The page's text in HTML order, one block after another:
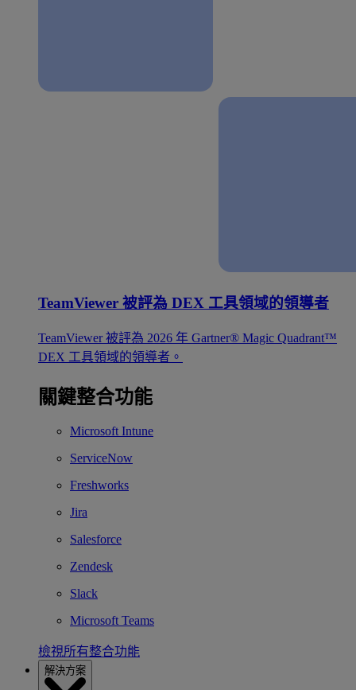
TeamViewer 被評為 DEX 工具領域的領導者
TeamViewer 被評為 2026 年 Gartner® Magic Quadrant™
DEX 工具領域的領導者。
關鍵整合功能
Microsoft Intune
ServiceNow
Freshworks
Jira
Salesforce
Zendesk
Slack
Microsoft Teams
檢視所有整合功能
解決方案